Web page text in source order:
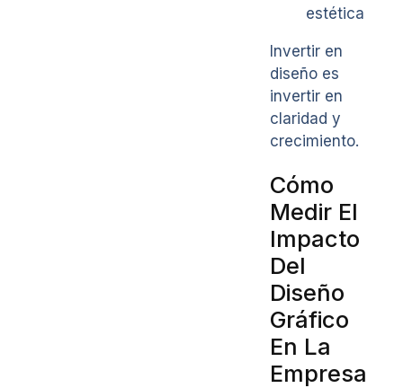
estética
Invertir en
diseño es
invertir en
claridad y
crecimiento.
Cómo
Medir El
Impacto
Del
Diseño
Gráfico
En La
Empresa